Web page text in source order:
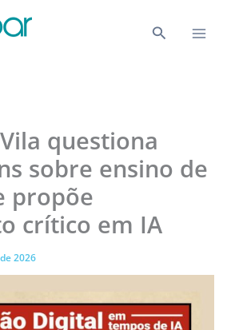
Pesquisar
questiona
sobre ensino de
propõe
crítico em IA
2026